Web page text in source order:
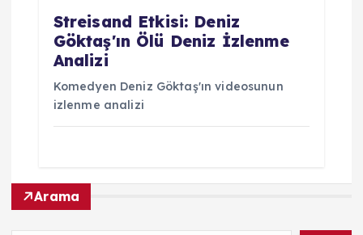
Streisand Etkisi: Deniz
Göktaş'ın Ölü Deniz İzlenme
Analizi
Komedyen Deniz Göktaş'ın videosunun
izlenme analizi
Arama